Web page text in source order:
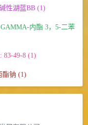
性湖蓝BB (1)
内酯 3，5-二苯
83-49-8 (1)
酯钠 (1)